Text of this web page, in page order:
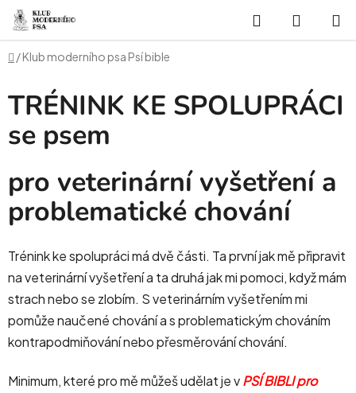
Přejít
na
obsah
Hledat
KOŠÍK
Domů
/Klub moderního psa Psí bible
TRÉNINK KE SPOLUPRÁCI
se psem
pro veterinární vyšetření a
problematické chování
Trénink ke spolupráci má dvě části. Ta první jak mě připravit
na veterinární vyšetření a ta druhá jak mi pomoci, když mám
strach nebo se zlobím. S veterinárním vyšetřením mi
pomůže naučené chování a s problematickým chováním
kontrapodmiňování nebo přesměrování chování.
Minimum, které pro mě můžeš udělat je vPSÍ BIBLI pro